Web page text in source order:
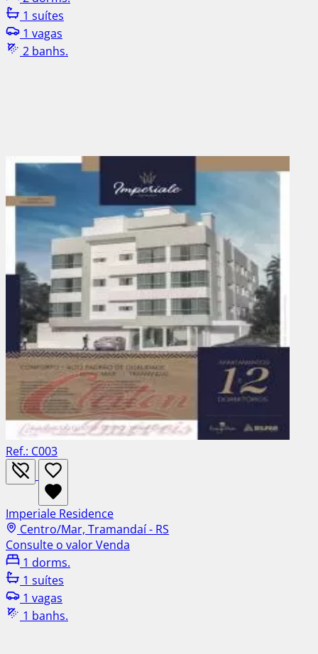
1 suítes
1 vagas
2 banhs.
Ref.: C003
Imperiale Residence
Centro/Mar, Tramandaí - RS
Consulte o valorVenda
1 dorms.
1 suítes
1 vagas
1 banhs.